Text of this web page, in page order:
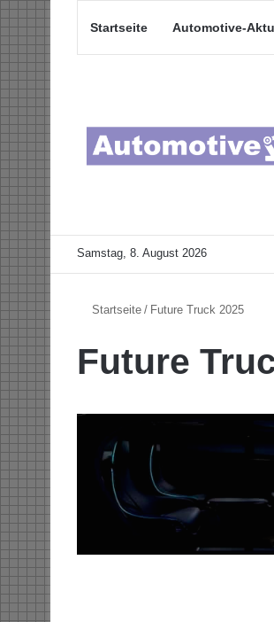
Startseite Automotive-
Samstag, 8. August 2026
Startseite / Future Truck 2025
Future